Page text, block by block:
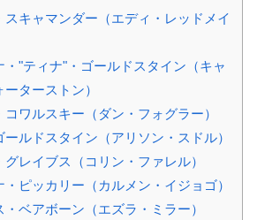
スキャマンダー（エディ・レッドメイ
・"ティナ"・ゴールドスタイン（キャ
ターストン）
ワルスキー（ダン・フォグラー）
ールドスタイン（アリソン・スドル）
レイブス（コリン・ファレル）
ピッカリー（カルメン・イジョゴ）
・ベアボーン（エズラ・ミラー）